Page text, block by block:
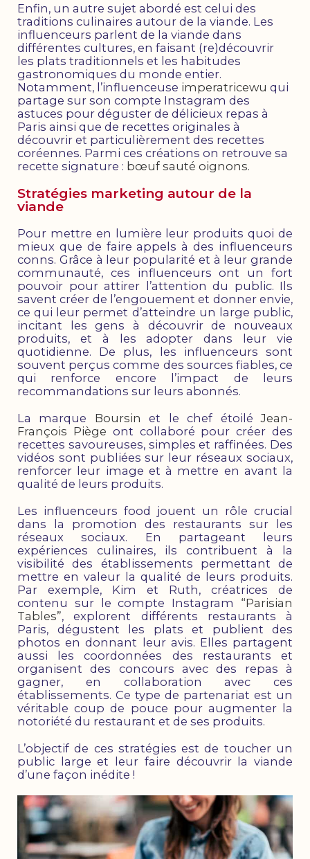
Enfin, un autre sujet abordé est celui des
traditions culinaires autour de la viande. Les
influenceurs parlent de la viande dans
différentes cultures, en faisant (re)découvrir
les plats traditionnels et les habitudes
gastronomiques du monde entier.
Notamment, l’influenceuse imperatricewu qui
partage sur son compte Instagram des
astuces pour déguster de délicieux repas à
Paris ainsi que de recettes originales à
découvrir et particulièrement des recettes
coréennes. Parmi ces créations on retrouve sa
recette signature : bœuf sauté oignons.
Stratégies marketing autour de la
viande
Pour mettre en lumière leur produits quoi de
mieux que de faire appels à des influenceurs
conns. Grâce à leur popularité et à leur grande
communauté, ces influenceurs ont un fort
pouvoir pour attirer l’attention du public. Ils
savent créer de l’engouement et donner envie,
ce qui leur permet d’atteindre un large public,
incitant les gens à découvrir de nouveaux
produits, et à les adopter dans leur vie
quotidienne. De plus, les influenceurs sont
souvent perçus comme des sources fiables, ce
qui renforce encore l’impact de leurs
recommandations sur leurs abonnés.
La marque Boursin et le chef étoiléJean-
François Piège ont collaboré pour créer des
recettes savoureuses, simples et raffinées. Des
vidéos sont publiées sur leur réseaux sociaux,
renforcer leur image et à mettre en avant la
qualité de leurs produits.
Les influenceurs food jouent un rôle crucial
dans la promotion des restaurants sur les
réseaux sociaux. En partageant leurs
expériences culinaires, ils contribuent à la
visibilité des établissements permettant de
mettre en valeur la qualité de leurs produits.
Par exemple, Kim et Ruth, créatrices de
contenu sur le compte Instagram “Parisian
Tables”, explorent différents restaurants à
Paris, dégustent les plats et publient des
photos en donnant leur avis. Elles partagent
aussi les coordonnées des restaurants et
organisent des concours avec des repas à
gagner, en collaboration avec ces
établissements. Ce type de partenariat est un
véritable coup de pouce pour augmenter la
notoriété du restaurant et de ses produits.
L’objectif de ces stratégies est de toucher un
public large et leur faire découvrir la viande
d’une façon inédite !